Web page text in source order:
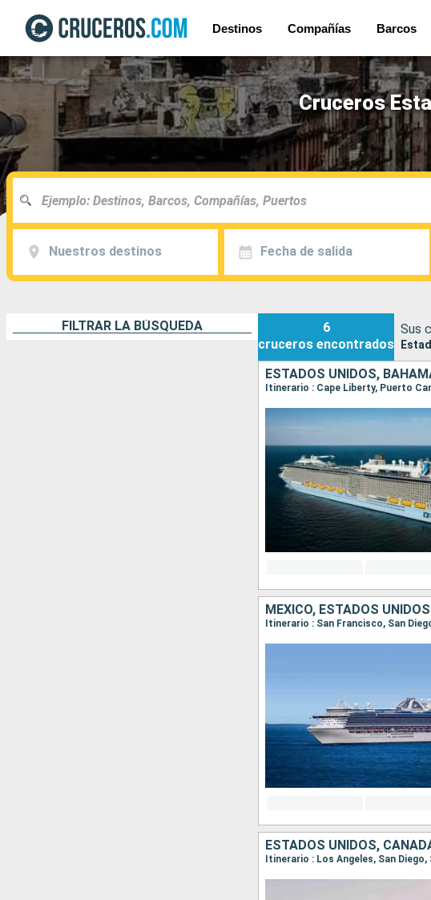
Destinos Compañías Barcos
Cruceros
Nuestros destinos Fecha de salida
FILTRAR LA BÚSQUEDA
6
cruceros encontrados
Sus
ESTADOS UNIDOS,
Itinerario : Cape Liberty, Puerto
MÉXICO, ESTADOS UNIDOS
Itinerario : San Francisco, San
ESTADOS UNIDOS,
Itinerario : Los Angeles, San